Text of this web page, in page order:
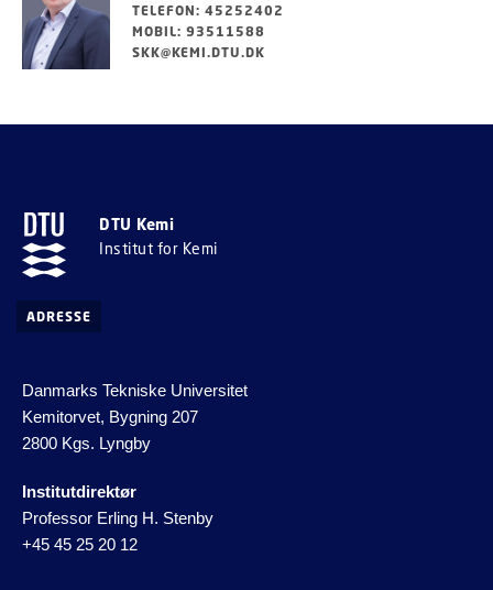
TELEFON: 45252402
MOBIL: 93511588
SKK@KEMI.DTU.DK
DTU Kemi
Institut for Kemi
ADRESSE
Danmarks Tekniske Universitet
Kemitorvet, Bygning 207
2800 Kgs. Lyngby
Institutdirektør
Professor Erling H. Stenby
+45 45 25 20 12